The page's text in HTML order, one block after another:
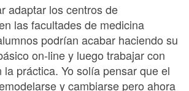
adaptar los centros de
las facultades de medicina
podrían acabar haciendo su
on-line y luego trabajar con
práctica. Yo solía pensar que el
y cambiarse pero ahora